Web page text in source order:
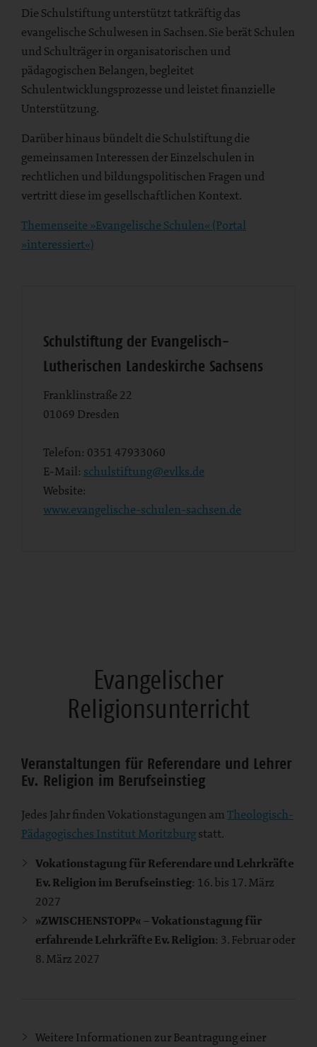
Die Schulstiftung unterstützt tatkräftig das
evangelische Schulwesen in Sachsen. Sie berät Schulen
und Schulträger in organisatorischen und
pädagogischen Belangen, begleitet
Schulentwicklungsprozesse und leistet finanzielle
Unterstützung.
Darüber hinaus bündelt die Schulstiftung die
gemeinsamen Interessen der Einzelschulen in
rechtlichen und bildungspolitischen Fragen und
vertritt diese im gesellschaftlichen Kontext.
Themenseite »Evangelische Schulen« (Portal
»interessiert«)
Schulstiftung der Evangelisch-
Lutherischen Landeskirche Sachsens
Franklinstraße 22
01069 Dresden
Telefon: 0351 47933060
E-Mail: schulstiftung@evlks.de
Website:
www.evangelische-schulen-sachsen.de
Evangelischer
Religionsunterricht
Veranstaltungen für Referendare und Lehrer
Ev. Religion im Berufseinstieg
Jedes Jahr finden Vokationstagungen amTheologisch-
Pädagogisches Institut Moritzburgstatt.
Vokationstagung für Referendare und Lehrkräfte
Ev. Religion im Berufseinstieg: 16. bis 17. März
2027
»ZWISCHENSTOPP« – Vokationstagung für
erfahrende Lehrkräfte Ev. Religion: 3. Februar oder
8. März 2027
Weitere Informationen zur Beantragung einer